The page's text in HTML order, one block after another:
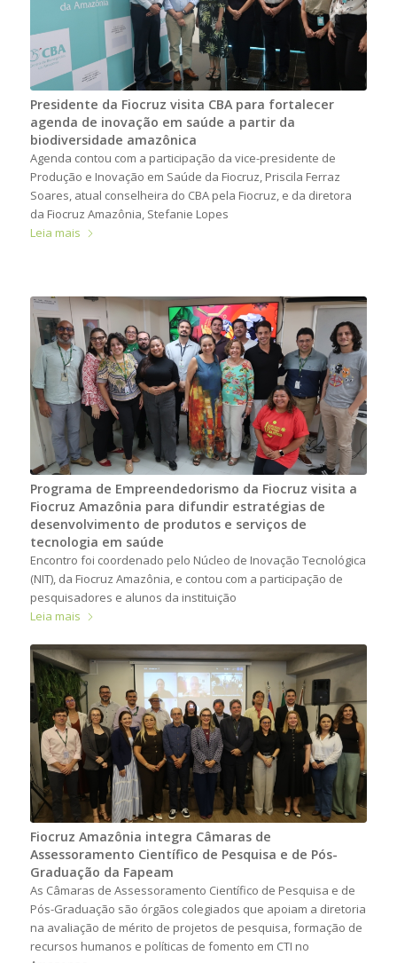
Presidente da Fiocruz visita CBA para fortalecer
agenda de inovação em saúde a partir da
biodiversidade amazônica
Agenda contou com a participação da vice-presidente de
Produção e Inovação em Saúde da Fiocruz, Priscila Ferraz
Soares, atual conselheira do CBA pela Fiocruz, e da diretora
da Fiocruz Amazônia, Stefanie Lopes
Leia mais
Programa de Empreendedorismo da Fiocruz visita a
Fiocruz Amazônia para difundir estratégias de
desenvolvimento de produtos e serviços de
tecnologia em saúde
Encontro foi coordenado pelo Núcleo de Inovação Tecnológica
(NIT), da Fiocruz Amazônia, e contou com a participação de
pesquisadores e alunos da instituição
Leia mais
Fiocruz Amazônia integra Câmaras de
Assessoramento Científico de Pesquisa e de Pós-
Graduação da Fapeam
As Câmaras de Assessoramento Científico de Pesquisa e de
Pós-Graduação são órgãos colegiados que apoiam a diretoria
na avaliação de mérito de projetos de pesquisa, formação de
recursos humanos e políticas de fomento em CTI no